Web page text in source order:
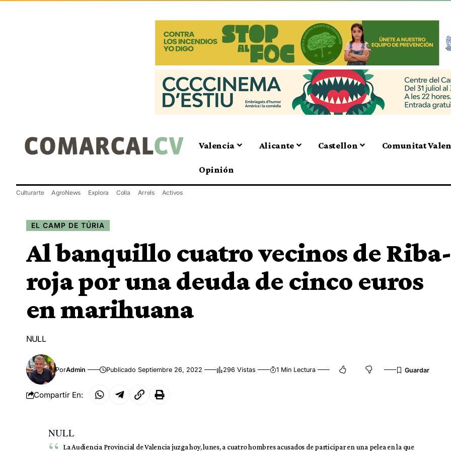
Valencia Alicante Castellon Comunitat
Opinión
Culturarte AgroNews Explora Colla Arrels Activos
EL CAMP DE TÚRIA
Al banquillo cuatro vecinos de Riba-
roja por una deuda de cinco euros
en marihuana
NULL
PorAdmin Publicado Septiembre 26, 2022 296 Vistas 1 Min Lectura
Compartir En:
NULL
La Audiencia Provincial de Valencia juzga hoy, lunes, a cuatro hombres acusados de participar en una pelea en la que